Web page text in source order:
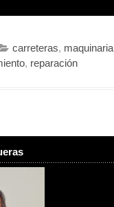
carreteras, maquinaria
, reparación